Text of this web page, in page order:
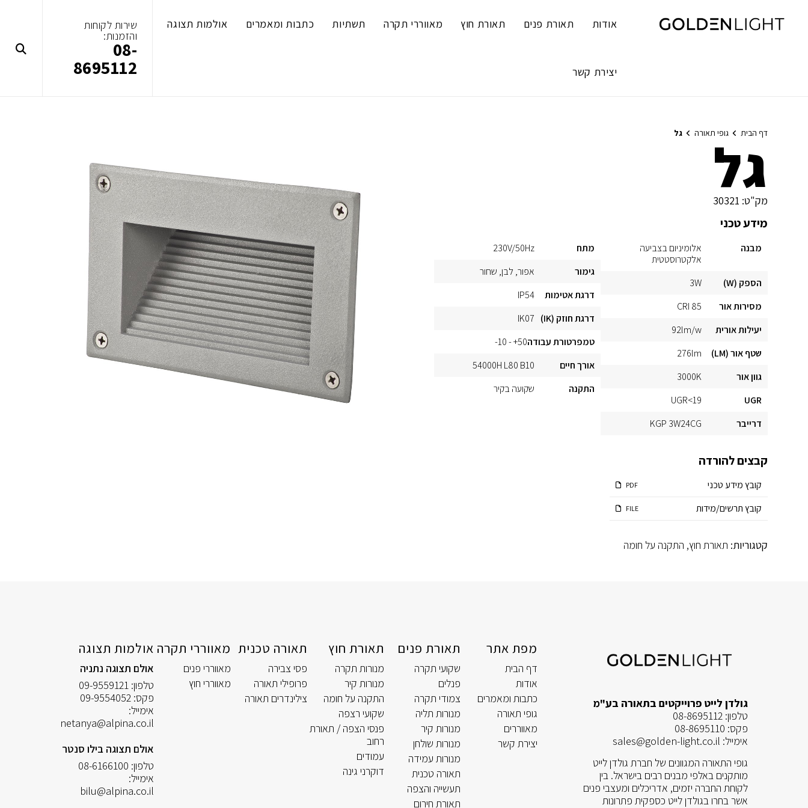
content
אודות תאורת פנים תאורת חוץ מאווררי תקרה תשתיות כתבות ומאמרים אולמות תצוגה
יצירת קשר
שירות לקוחות
והזמנות:
08-
8695112
דף הבית גופי תאורה גל גל
מק"ט: 30321
מידע טכני
מבנה
אלומיניום בצביעה
אלקטרוסטטית
הספק (W)
3W
מסירות אור
CRI 85
יעילות אורית
92lm/w
שטף אור (LM)
276lm
גוון אור
3000K
UGR
UGR<19
דרייבר
KGP 3W24CG
מתח
230V/50Hz
גימור
אפור לבן שחור
דרגת אטימות
IP54
דרגת חוזק (IK)
IK07
טמפרטורת עבודה50+ - 10-
אורך חיים
54000H L80 B10
התקנה
שקועה בקיר
קבצים להורדה
קובץ מידע טכני PDF
קובץ תרשים/מידות FILE
קטגוריות: תאורת חוץ, התקנה על חומה
גולדן לייט פרוייקטים בתאורה בע"מ
טלפון: 08-8695112
פקס: 08-8695110
אימייל: sales@golden-light.co.il
גופי התאורה המגוונים של חברת גולדן לייט
מותקנים באלפי מבנים רבים בישראל. בין
לקוחת החברה יזמים, אדריכלים ומעצבי פנים
אשר בחרו בגולדן לייט כספקית פתרונות
מפת אתר
דף הבית
אודות
כתבות ומאמרים
גופי תאורה
מאווררים
יצירת קשר
תאורת פנים
שקועי תקרה
פנלים
צמודי תקרה
מנורות תליה
מנורות קיר
מנורות שולחן
מנורות עמידה
תאורה טכנית
תעשייה והצפה
תאורת חירום
תאורת חוץ
מנורות תקרה
מנורות קיר
התקנה על חומה
שקועי רצפה
פנסי הצפה / תאורת
רחוב
עמודים
דוקרני גינה
תאורה טכנית
פסי צבירה
פרופילי תאורה
צילינדרים תאורה
מאווררי תקרה
מאווררי פנים
מאווררי חוץ
אולמות תצוגה
אולם תצוגה נתניה
טלפון: 09-9559121
פקס: 09-9554052
אימייל:
netanya@alpina.co.il
אולם תצוגה בילו סנטר
טלפון: 08-6166100
אימייל:
bilu@alpina.co.il